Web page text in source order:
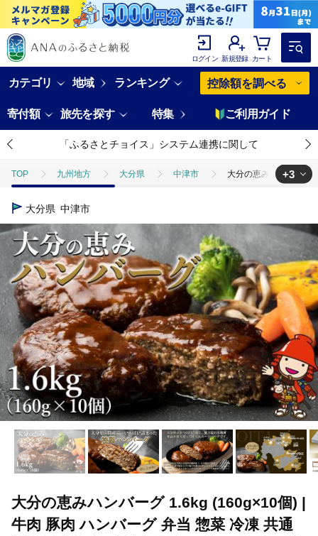
ログイン 新規登録 カート
カテゴリ 地域 ランキング 控除額を調べる
寄付額 旅先を探す 特集 ご利用ガイド
「ふるさとチョイス」システム連携に関して
TOP 九州地方 大分県 中津市 大分の恵みハンバーグ
TOP
TOP 豚肉 大分の恵みハンバーグ
TOP 肉 加工肉 ハンバーグ 大分の恵みハンバーグ
+3
大分県 中津市
大分の恵みハンバーグ 1.6kg (160g×10個) |
牛肉 豚肉 ハンバーグ 弁当 惣菜 冷凍 共通